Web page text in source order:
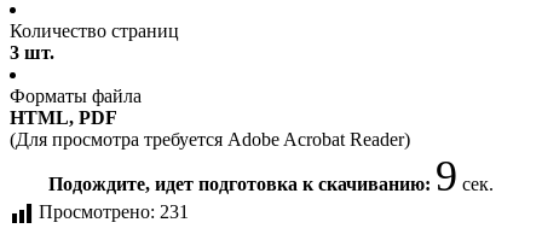
Количество страниц
3 шт.
Форматы файла
HTML, PDF
(Для просмотра требуется Adobe Acrobat Reader)
Подождите, идет подготовка к скачиванию: 9 сек.
Просмотрено: 231